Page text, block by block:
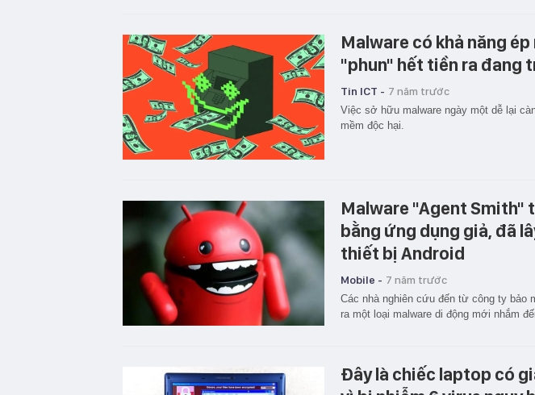
Malware có khả năng ép
"phun" hết tiền ra đang
Tin ICT - 7 năm trước
Việc sở hữu malware ngày một dễ lại
mềm độc hại.
Malware "Agent Smith"
bằng ứng dụng giả, đã
thiết bị Android
Mobile - 7 năm trước
Các nhà nghiên cứu đến từ công ty bảo
ra một loại malware di động mới nhắm
Đây là chiếc laptop có